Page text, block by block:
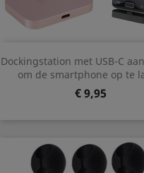
Dockingstation met USB-C
om de smartphone op te
Prijs
€ 9,95